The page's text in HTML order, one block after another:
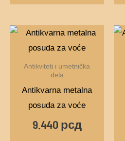
Antikviteti i umetnička
dela
Antikvarna metalna
posuda za voće
9.440 рсд